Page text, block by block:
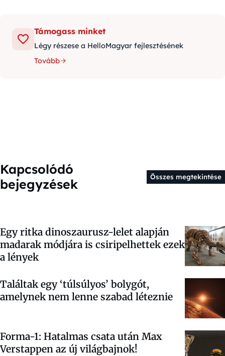
Támogass minket
Légy részese a HelloMagyar fejlesztésének
Tovább
Kapcsolódó
bejegyzések
Összes megtekintése
Egy ritka dinoszaurusz-lelet alapján
madarak módjára is csiripelhettek ezek
a lények
Találtak egy ‘túlsúlyos’ bolygót,
amelynek nem lenne szabad léteznie
Forma-1: Hatalmas csata után Max
Verstappen az új világbajnok!